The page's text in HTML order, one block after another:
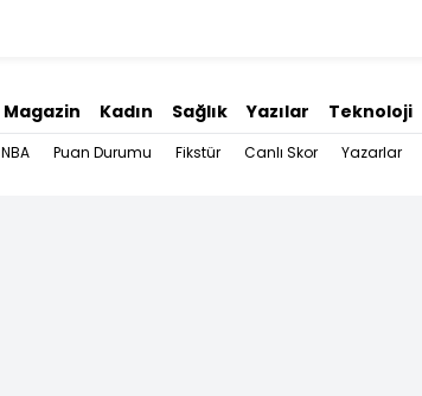
Magazin Kadın Sağlık Yazılar Teknoloji
NBA Puan Durumu Fikstür Canlı Skor Yazarlar